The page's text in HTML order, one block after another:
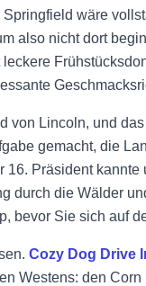
wäre
also nicht dort
von Lincoln, und das
gemacht, die
16. Präsident
durch die Wälder
bevor Sie sich auf
Cozy Dog Drive
Westens: den